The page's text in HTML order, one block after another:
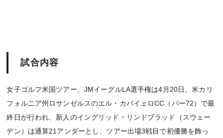
試合内容
女子ゴルフ米国ツアー、JMイーグルLA選手権は4月20日、米カリ
フォルニア州ロサンゼルスのエル・カバイェロCC（パー72）で最
終日が行われ、新人のイングリッド・リンドブラッド（スウェー
デン）は通算21アンダーとし、ツアー出場3戦目で初優勝を飾っ